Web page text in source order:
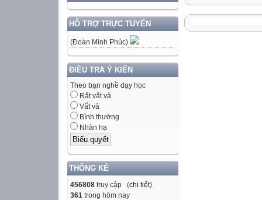
HỖ TRỢ TRỰC TUYẾN
(Đoàn Minh Phúc)
ĐIỀU TRA Ý KIẾN
Theo bạn nghề dạy học
Rất vất vả
Vất vả
Bình thường
Nhàn hạ
THỐNG KÊ
456808 truy cập (chi tiết)
361 trong hôm nay
6,56
7,28